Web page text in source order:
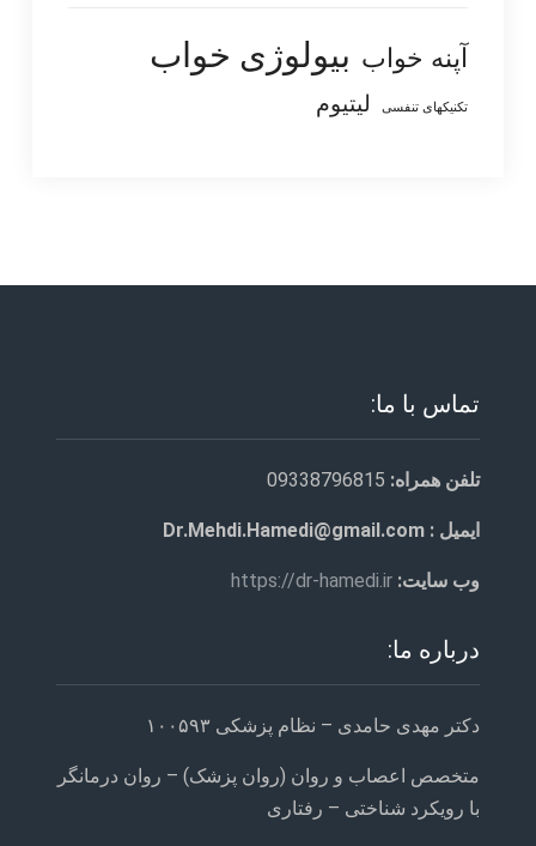
آپنه خواب بیولوژی خواب
تکنیکهای تنفسی لیتیوم
تماس با ما:
تلفن همراه: 09338796815
ایمیل : Dr.Mehdi.Hamedi@gmail.com
وب سایت: https://dr-hamedi.ir
درباره ما:
دکتر مهدی حامدی – نظام پزشکی ۱۰۰۵۹۳
متخصص اعصاب و روان (روان پزشک) – روان درمانگر
با رویکرد شناختی – رفتاری